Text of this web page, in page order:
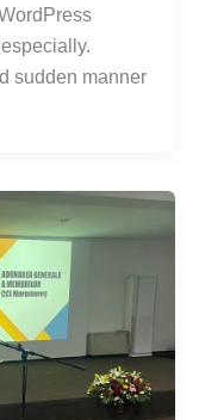
sudden manner